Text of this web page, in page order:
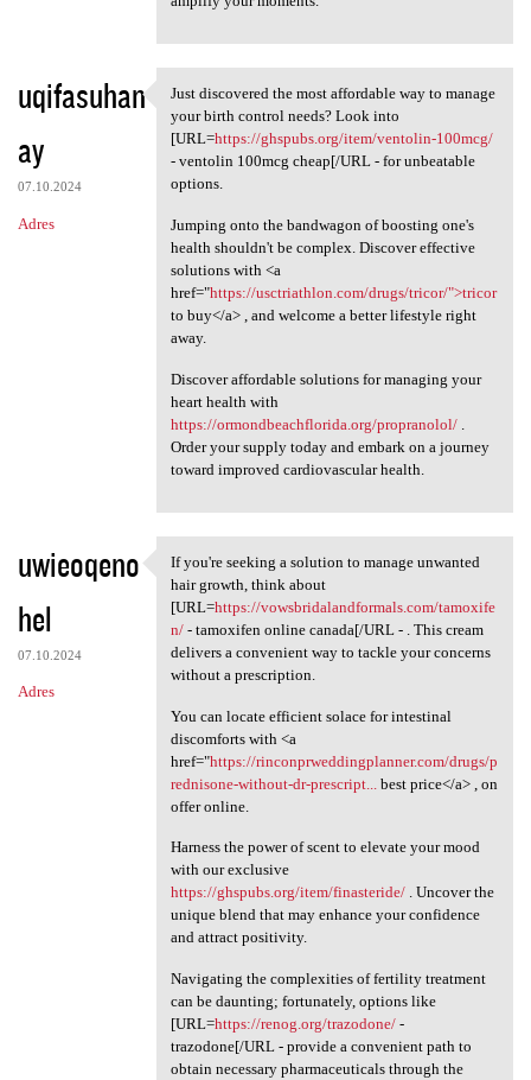
uqifasuhan
ay
07.10.2024
Adres
Just discovered the most
Just discovered the most affordable way to manage
your birth control needs? Look into
[URL=https://ghspubs.org/item/ventolin-100mcg/
- ventolin 100mcg cheap[/URL - for unbeatable
options.
Jumping onto the bandwagon of boosting one's
health shouldn't be complex. Discover effective
solutions with <a
href="https://usctriathlon.com/drugs/tricor/">tricor
to buy</a> , and welcome a better lifestyle right
away.
Discover affordable solutions for managing your
heart health with
https://ormondbeachflorida.org/propranolol/.
Order your supply today and embark on a journey
toward improved cardiovascular health.
uwieoqeno
hel
07.10.2024
Adres
If you're seeking a solution
If you're seeking a solution to manage unwanted
hair growth, think about
[URL=https://vowsbridalandformals.com/tamoxife
n/- tamoxifen online canada[/URL - . This cream
delivers a convenient way to tackle your concerns
without a prescription.
You can locate efficient solace for intestinal
discomforts with <a
href="https://rinconprweddingplanner.com/drugs/p
rednisone-without-dr-prescript...
best price</a> , on
offer online.
Harness the power of scent to elevate your mood
with our exclusive
https://ghspubs.org/item/finasteride/. Uncover the
unique blend that may enhance your confidence
and attract positivity.
Navigating the complexities of fertility treatment
can be daunting; fortunately, options like
[URL=https://renog.org/trazodone/-
trazodone[/URL - provide a convenient path to
obtain necessary pharmaceuticals through the